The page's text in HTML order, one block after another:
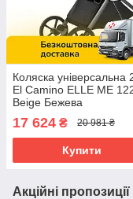
Коляска універсальна
El Camino ELLE ME
Beige Бежева
17 624 ₴ 20 981 ₴
Купити
Акційні